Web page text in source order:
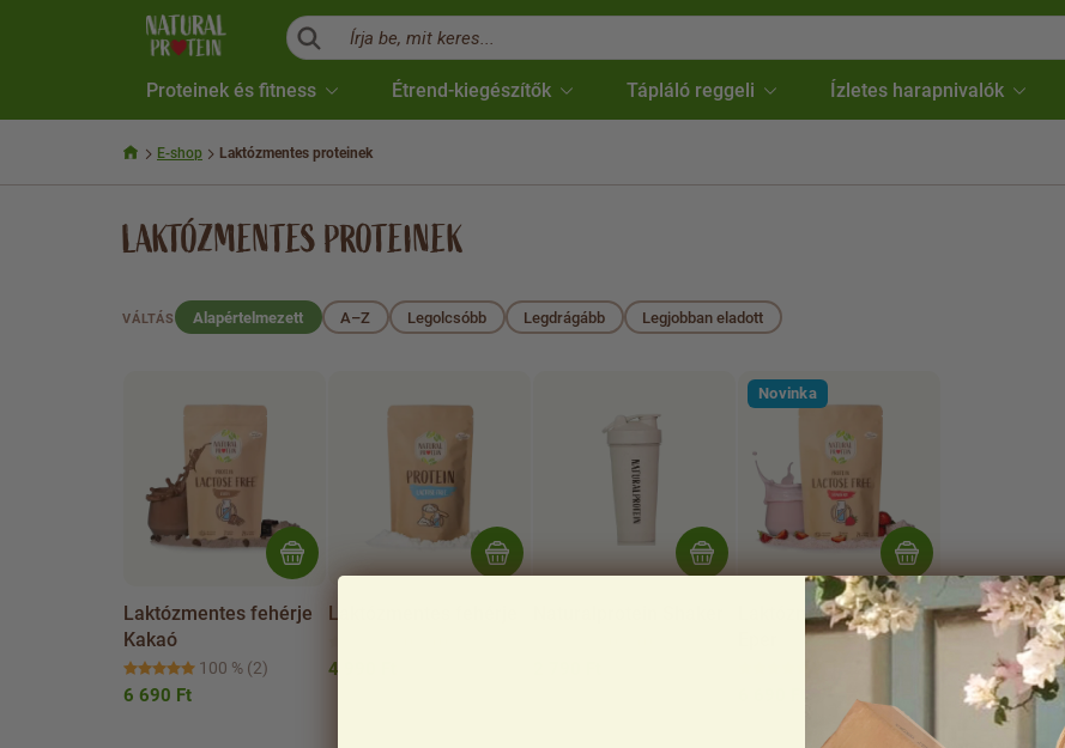
Írja be, mit keres...
Proteinek és fitness Étrend-kiegészítők Tápláló reggeli Ízletes harapnivalók
E-shop Laktózmentes proteinek
LAKTÓZMENTES PROTEINEK
VÁLTÁS Alapértelmezett A–Z Legolcsóbb Legdrágább Legjobban eladott
Laktózmentes fehérje
Kakaó
100 % (2)
6 690 Ft
Laktózmentes fehérje
4 990 Ft
Novinka
Laktózmentes fehérje